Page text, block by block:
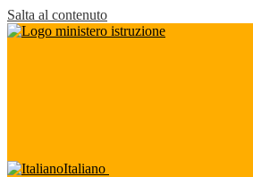
Salta al contenuto
Italiano